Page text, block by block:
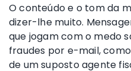
O conteúdo e o tom da
dizer-lhe muito.
que jogam com o medo
fraudes por e-mail,
de um suposto agente